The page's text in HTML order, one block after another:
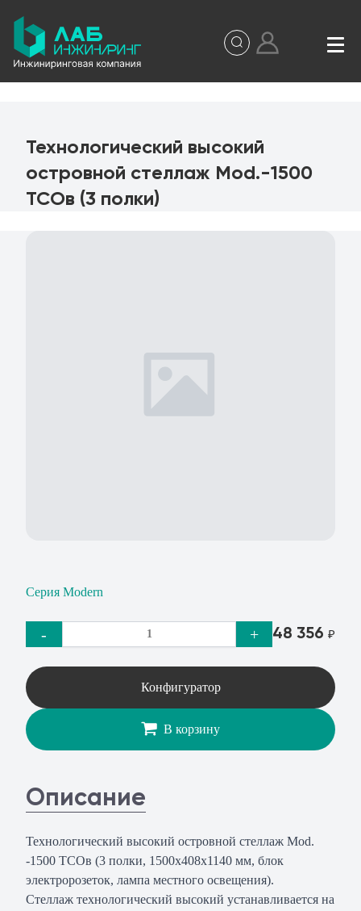
Технологический высокий
островной стеллаж Mod.-1500
ТСОв (3 полки)
Серия Modern
- + 48 356 ₽
Конфигуратор
В корзину
Описание
Технологический высокий островной стеллаж Mod.
-1500 ТСОв (3 полки, 1500х408х1140 мм, блок
электророзеток, лампа местного освещения).
Стеллаж технологический высокий устанавливается на